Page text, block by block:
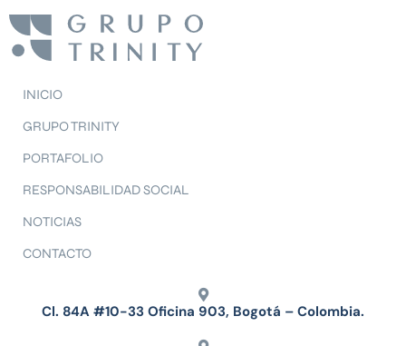
INICIO
GRUPO TRINITY
PORTAFOLIO
RESPONSABILIDAD SOCIAL
NOTICIAS
CONTACTO
Cl. 84A #10-33 Oficina 903, Bogotá – Colombia.